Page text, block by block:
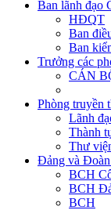
Ban lãnh đạo
HĐQT
Ban
Ban
Trưởng các
CÁN
Phòng truyền
Lãnh
Thành
Thư
Đảng và Đoàn
BCH
BCH
BCH